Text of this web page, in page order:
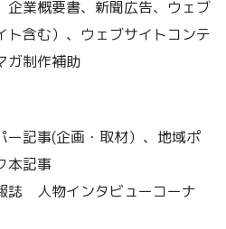
企業概要書、新聞広告、ウェブ
ト含む）、ウェブサイトコンテ
ガ制作補助
ー記事(企画・取材）、地域ポ
本記事
誌 人物インタビューコーナ